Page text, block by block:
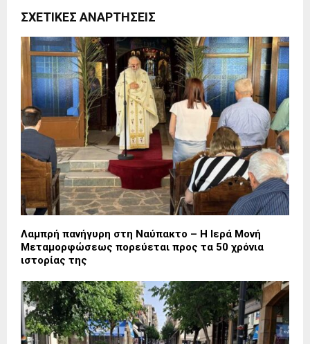
ΣΧΕΤΙΚΈΣ ΑΝΑΡΤΉΣΕΙΣ
Λαμπρή πανήγυρη στη Ναύπακτο – Η Ιερά Μονή
Μεταμορφώσεως πορεύεται προς τα 50 χρόνια
ιστορίας της